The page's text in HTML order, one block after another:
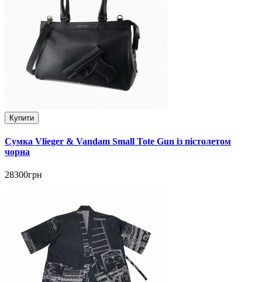
Купити
Сумка Vlieger & Vandam Small Tote Gun із пістолетом
чорна
28300грн